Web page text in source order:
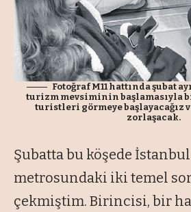
Fotoğraf M11 hattında şubat
turizm mevsiminin başlamasıyla
turistleri görmeye başlayacağız
zorlaşacak.
Şubatta bu köşede
metrosundaki iki temel
çekmiştim. Birincisi, bir